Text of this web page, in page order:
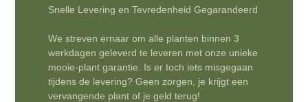
Snelle Levering en Tevredenheid Gegarandeerd
We streven ernaar om alle planten binnen 3
werkdagen geleverd te leveren met onze unieke
mooie-plant garantie. Is er toch iets misgegaan
tijdens de levering? Geen zorgen, je krijgt een
vervangende plant of je geld terug!